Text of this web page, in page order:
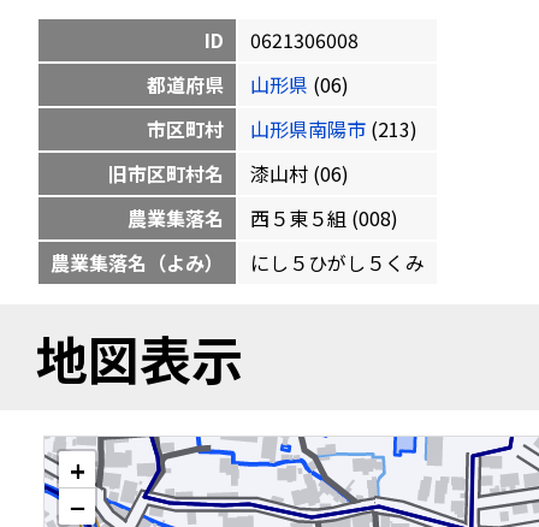
ID
0621306008
都道府県
山形県 (06)
市区町村
山形県南陽市 (213)
旧市区町村名
漆山村 (06)
農業集落名
西５東５組 (008)
農業集落名（よみ）
にし５ひがし５くみ
地図表示
+
−